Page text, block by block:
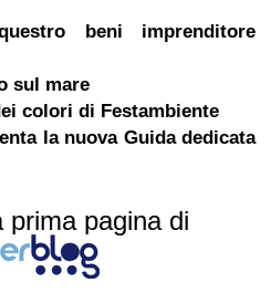
beni imprenditore
sul mare
colori di Festambiente
la nuova Guida dedicata
prima pagina di